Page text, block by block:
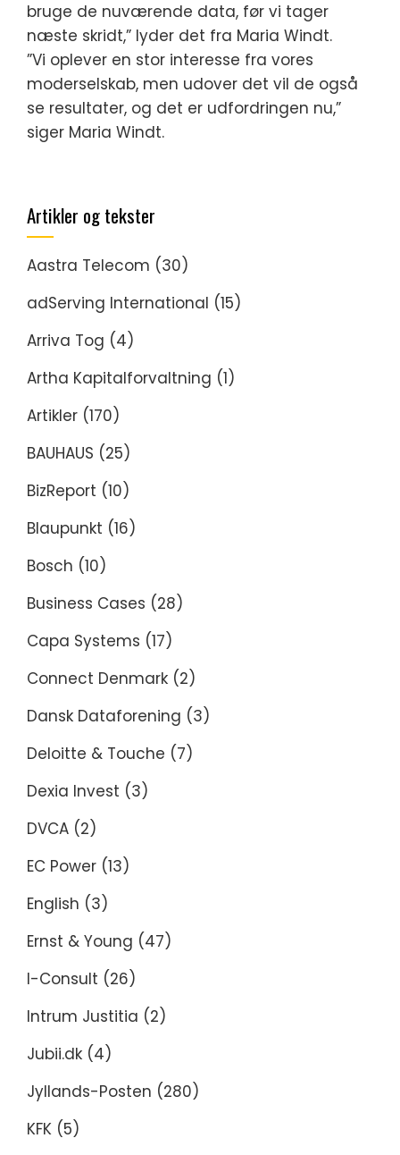
bruge de nuværende data, før vi tager
næste skridt,” lyder det fra Maria Windt.
”Vi oplever en stor interesse fra vores
moderselskab, men udover det vil de også
se resultater, og det er udfordringen nu,”
siger Maria Windt.
Artikler og tekster
Aastra Telecom (30)
adServing International (15)
Arriva Tog (4)
Artha Kapitalforvaltning (1)
Artikler (170)
BAUHAUS (25)
BizReport (10)
Blaupunkt (16)
Bosch (10)
Business Cases (28)
Capa Systems (17)
Connect Denmark (2)
Dansk Dataforening (3)
Deloitte & Touche (7)
Dexia Invest (3)
DVCA (2)
EC Power (13)
English (3)
Ernst & Young (47)
I-Consult (26)
Intrum Justitia (2)
Jubii.dk (4)
Jyllands-Posten (280)
KFK (5)